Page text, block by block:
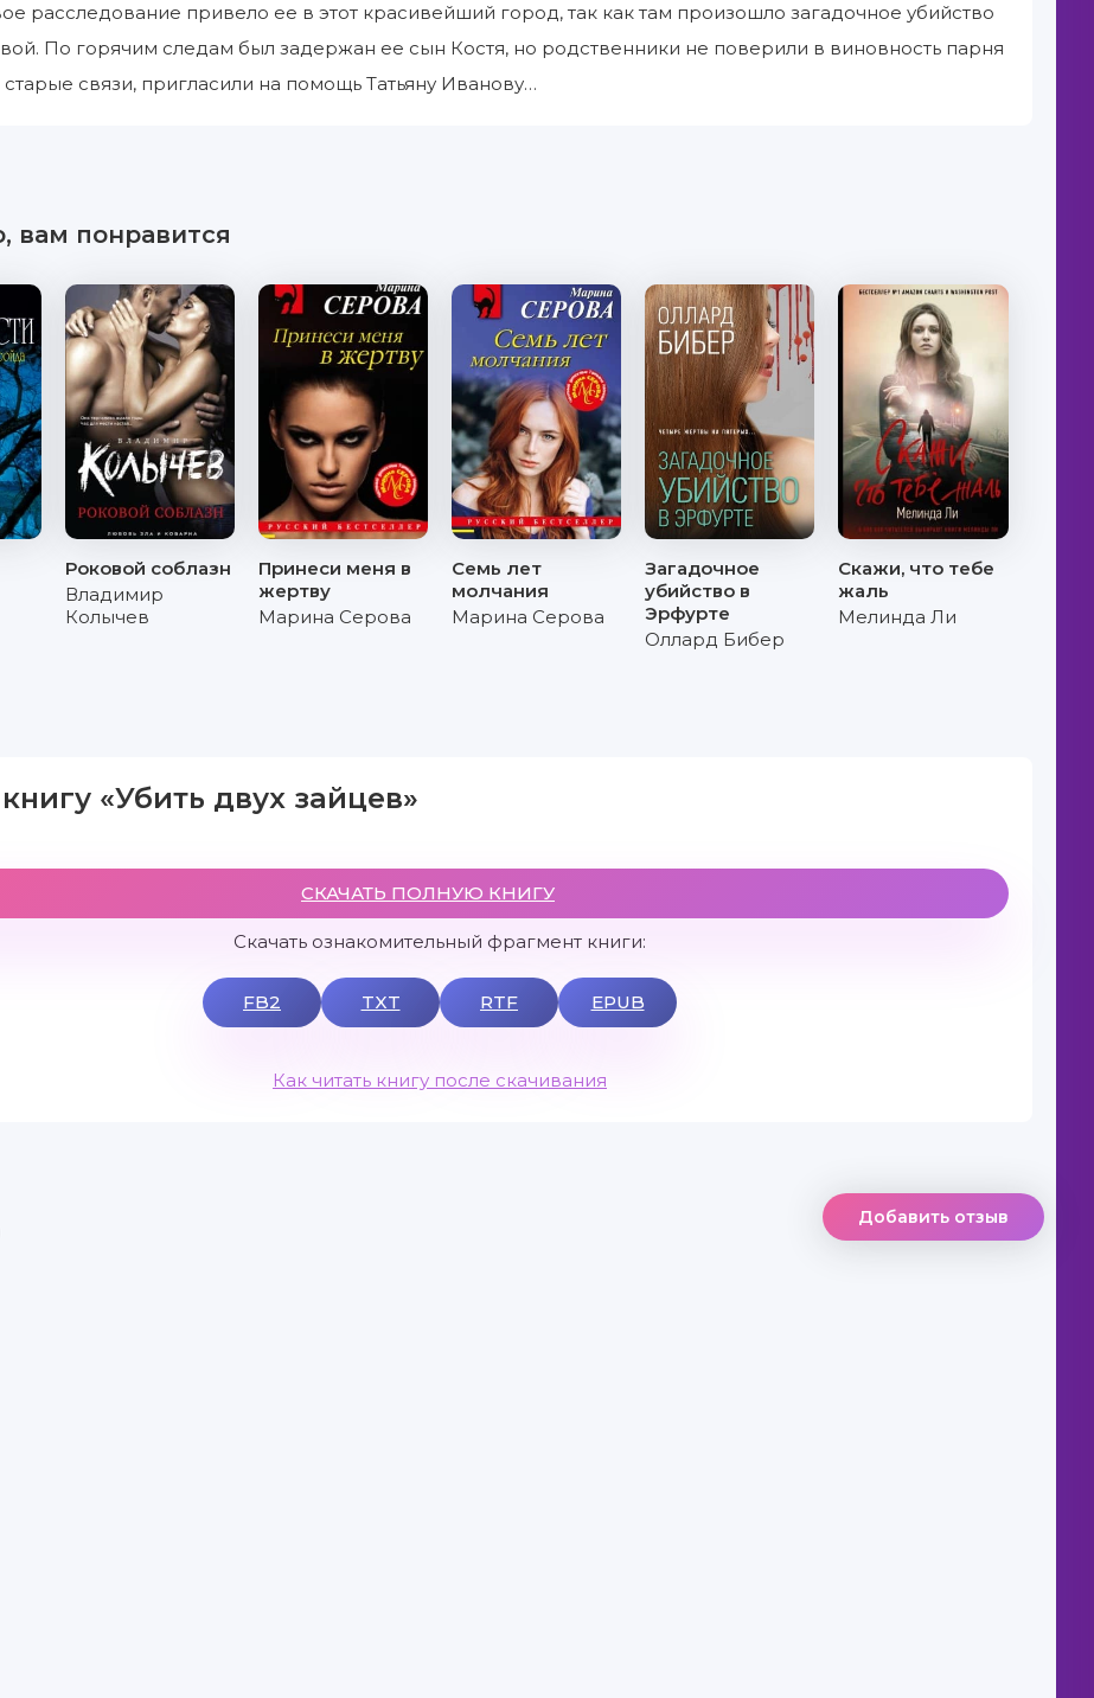
расследование привело ее в этот красивейший город, так как там произошло загадочное убийство
По горячим следам был задержан ее сын Костя, но родственники не поверили в виновность парня
связи, пригласили на помощь Татьяну Иванову…
вам понравится
Роковой соблазн
Владимир
Колычев
Принеси меня в
жертву
Марина Серова
Семь лет
молчания
Марина Серова
Загадочное
убийство в
Эрфурте
Оллард Бибер
Скажи, что тебе
жаль
Мелинда Ли
«Убить двух зайцев»
СКАЧАТЬ ПОЛНУЮ КНИГУ
Скачать ознакомительный фрагмент книги:
FB2 TXT RTF EPUB
Как читать книгу после скачивания
Добавить отзыв